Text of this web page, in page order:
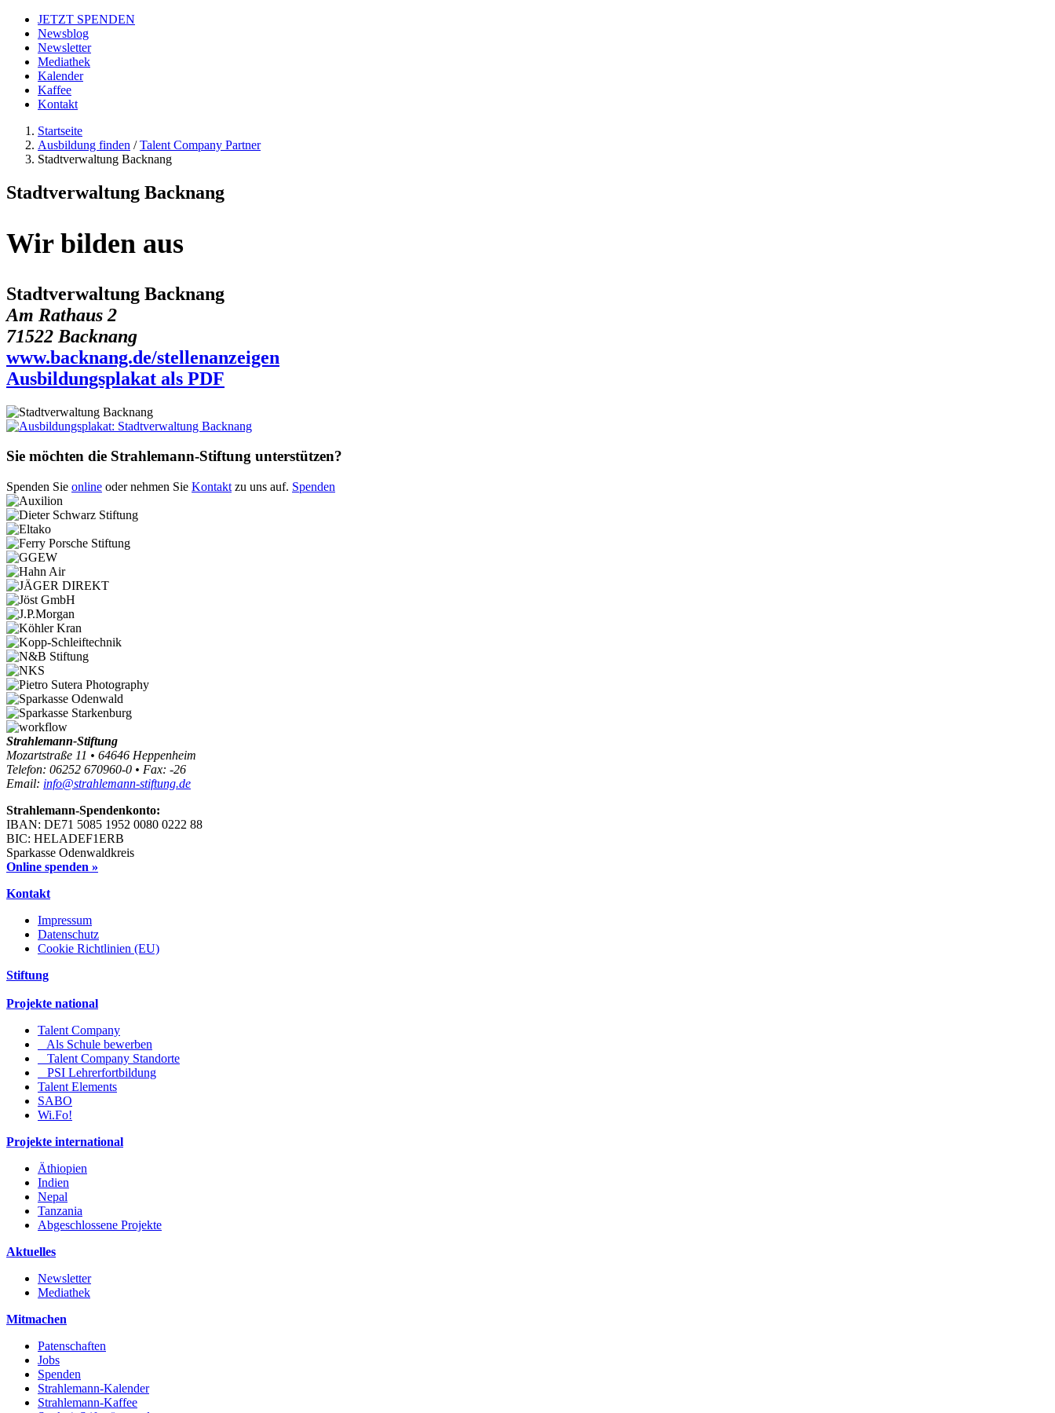
JETZT SPENDEN
Newsblog
Newsletter
Mediathek
Kalender
Kaffee
Kontakt
Startseite
Ausbildung finden /Talent Company Partner
Stadtverwaltung Backnang
Stadtverwaltung Backnang
Wir bilden aus
Stadtverwaltung Backnang
Am Rathaus 2
71522 Backnang
www.backnang.de/stellenanzeigen
Ausbildungsplakat als PDF
Sie möchten die Strahlemann-Stiftung unterstützen?
Spenden Sie online oder nehmen Sie Kontakt zu uns auf. Spenden
Strahlemann-Stiftung
Mozartstraße 11 • 64646 Heppenheim
Telefon: 06252 670960-0 • Fax: -26
Email: info@strahlemann-stiftung.de
Strahlemann-Spendenkonto:
IBAN: DE71 5085 1952 0080 0222 88
BIC: HELADEF1ERB
Sparkasse Odenwaldkreis
Online spenden »
Kontakt
Impressum
Datenschutz
Cookie Richtlinien (EU)
Stiftung
Projekte national
Talent Company
Als Schule bewerben
Talent Company Standorte
PSI Lehrerfortbildung
Talent Elements
SABO
Wi.Fo!
Projekte international
Äthiopien
Indien
Nepal
Tanzania
Abgeschlossene Projekte
Aktuelles
Newsletter
Mediathek
Mitmachen
Patenschaften
Jobs
Spenden
Strahlemann-Kalender
Strahlemann-Kaffee